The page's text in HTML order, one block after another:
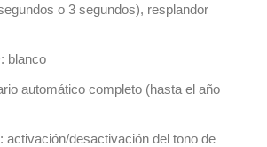
o 3 segundos), resplandor
blanco
automático completo (hasta el año
activación/desactivación del tono de